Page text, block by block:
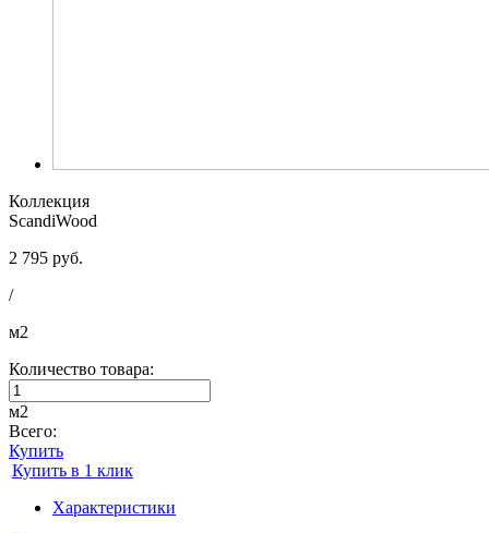
Коллекция
ScandiWood
2 795 руб.
/
м2
Количество товара:
м2
Всего:
Купить
Купить в 1 клик
Характеристики